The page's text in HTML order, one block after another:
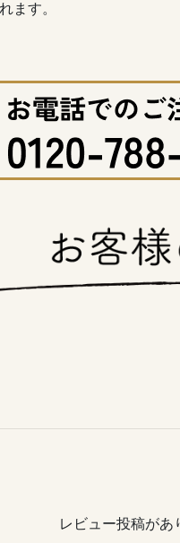
ます。
レビュー投稿があ